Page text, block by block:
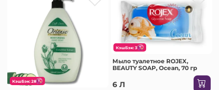
КэшБэк: 28
КэшБэк: 3
Мыло туалетное ROJEX,
BEAUTY SOAP, Ocean, 70 гр
6 Л